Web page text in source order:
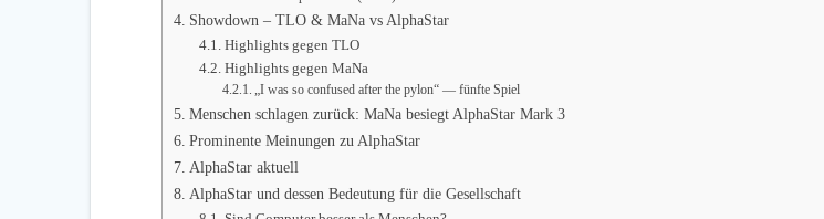
Showdown – TLO & MaNa vs AlphaStar
Highlights gegen TLO
Highlights gegen MaNa
„I was so confused after the pylon“ — fünfte Spiel
Menschen schlagen zurück: MaNa besiegt AlphaStar Mark 3
Prominente Meinungen zu AlphaStar
AlphaStar aktuell
AlphaStar und dessen Bedeutung für die Gesellschaft